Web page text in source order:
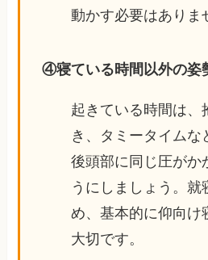
動かす必要はありま
④寝ている時間以外の姿
起きている時間は、
き、タミータイムな
後頭部に同じ圧がか
うにしましょう。就
め、基本的に仰向け
大切です。